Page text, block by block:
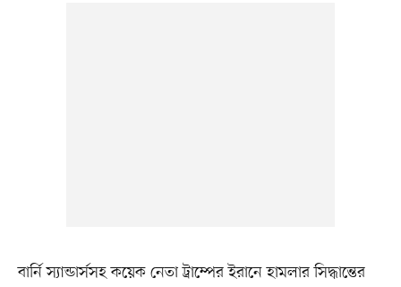
বার্নি স্যান্ডার্সসহ কয়েক নেতা ট্রাম্পের ইরানে হামলার সিদ্ধান্তের